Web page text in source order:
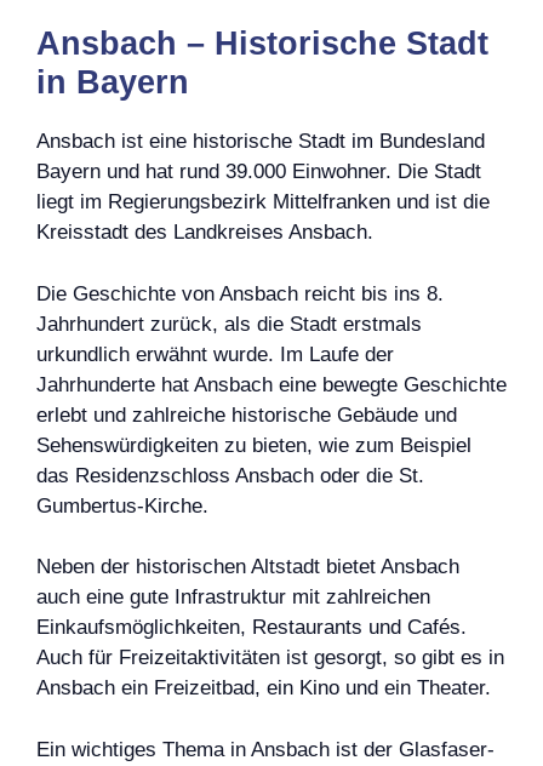
Ansbach – Historische Stadt
in Bayern
Ansbach ist eine historische Stadt im Bundesland
Bayern und hat rund 39.000 Einwohner. Die Stadt
liegt im Regierungsbezirk Mittelfranken und ist die
Kreisstadt des Landkreises Ansbach.
Die Geschichte von Ansbach reicht bis ins 8.
Jahrhundert zurück, als die Stadt erstmals
urkundlich erwähnt wurde. Im Laufe der
Jahrhunderte hat Ansbach eine bewegte Geschichte
erlebt und zahlreiche historische Gebäude und
Sehenswürdigkeiten zu bieten, wie zum Beispiel
das Residenzschloss Ansbach oder die St.
Gumbertus-Kirche.
Neben der historischen Altstadt bietet Ansbach
auch eine gute Infrastruktur mit zahlreichen
Einkaufsmöglichkeiten, Restaurants und Cafés.
Auch für Freizeitaktivitäten ist gesorgt, so gibt es in
Ansbach ein Freizeitbad, ein Kino und ein Theater.
Ein wichtiges Thema in Ansbach ist der Glasfaser-